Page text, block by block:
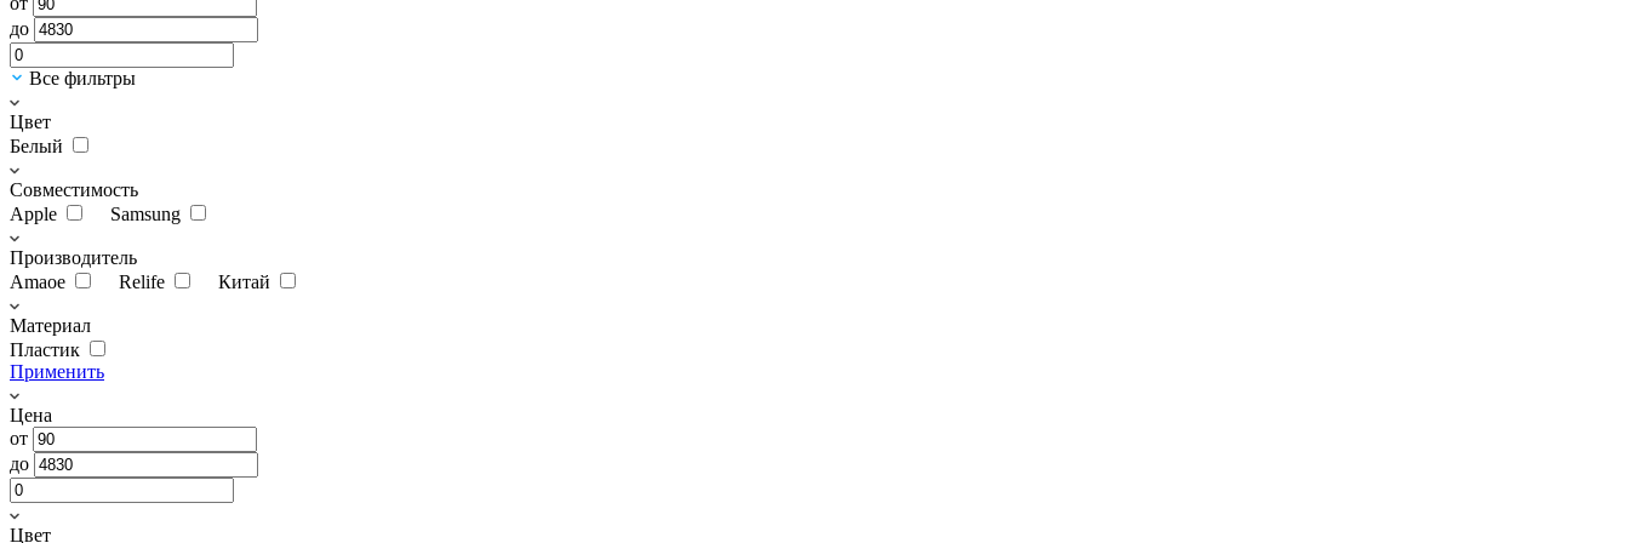
до
Все фильтры
Цвет
Белый
Совместимость
Apple
Samsung
Производитель
Amaoe
Relife Китай
Материал
Пластик
Применить
Цена
от
до
Цвет